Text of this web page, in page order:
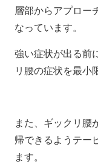
層部からアプロー
なっています。
強い症状が出る前
リ腰の症状を最小
また、ギックリ腰
帰できるようテー
ます。